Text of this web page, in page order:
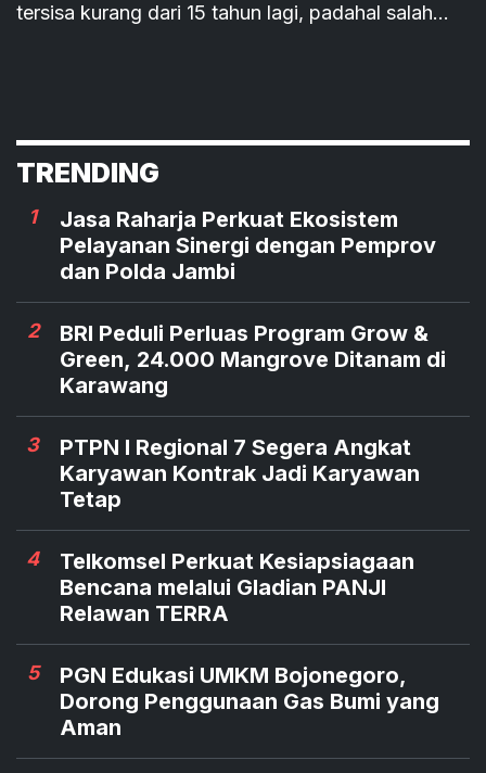
tersisa kurang dari 15 tahun lagi, padahal salah
TRENDING
1
Jasa Raharja Perkuat Ekosistem
Pelayanan Sinergi dengan Pemprov
dan Polda Jambi
2
BRI Peduli Perluas Program Grow &
Green, 24.000 Mangrove Ditanam di
Karawang
3
PTPN I Regional 7 Segera Angkat
Karyawan Kontrak Jadi Karyawan
Tetap
4
Telkomsel Perkuat Kesiapsiagaan
Bencana melalui Gladian PANJI
Relawan TERRA
5
PGN Edukasi UMKM Bojonegoro,
Dorong Penggunaan Gas Bumi yang
Aman